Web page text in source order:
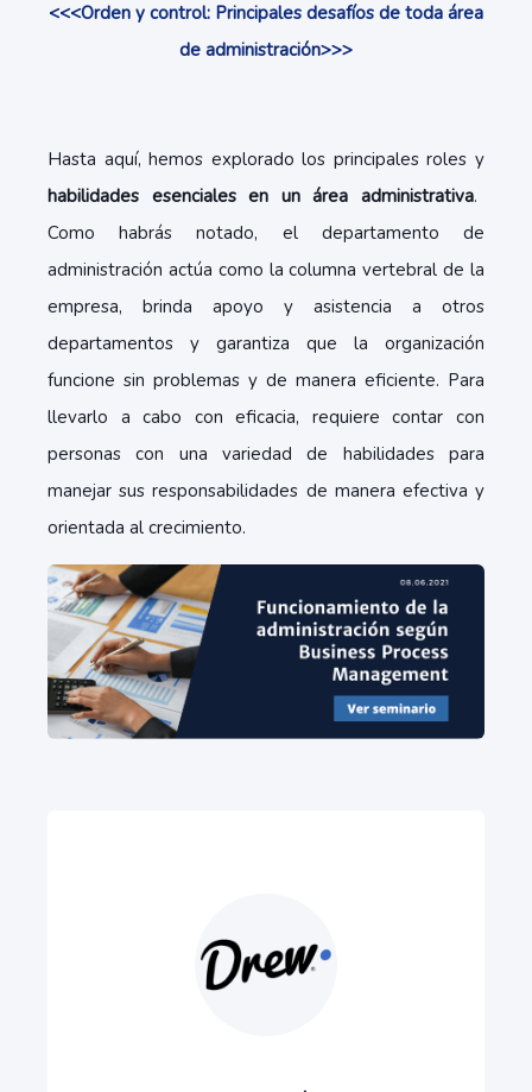
<<<Orden y control: Principales desafíos de toda área
de administración>>>
Hasta aquí, hemos explorado los principales roles y
habilidades esenciales en un área administrativa.
Como habrás notado, el departamento de
administración actúa como la columna vertebral de la
empresa, brinda apoyo y asistencia a otros
departamentos y garantiza que la organización
funcione sin problemas y de manera eficiente. Para
llevarlo a cabo con eficacia, requiere contar con
personas con una variedad de habilidades para
manejar sus responsabilidades de manera efectiva y
orientada al crecimiento.